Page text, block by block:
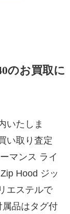
のお買取に
いたしま
い取り査定
マンス ライ
Hood ジッ
エステルで
品はタグ付